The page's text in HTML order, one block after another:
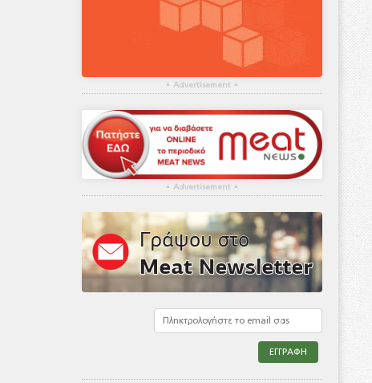
▴ Advertisement ▴
▴ Advertisement ▴